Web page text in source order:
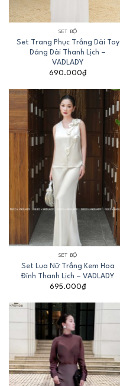
SET BỘ
Set Trang Phục Trắng Dài Tay
Dáng Dài Thanh Lịch –
VADLADY
690.000₫
SET BỘ
Set Lụa Nữ Trắng Kem Hoa
Đính Thanh Lịch – VADLADY
695.000₫